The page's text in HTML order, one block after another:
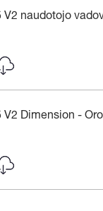
V2 naudotojo
V2 Dimension -